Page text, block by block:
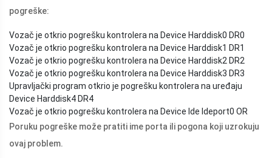
pogreške:
Vozač je otkrio pogrešku kontrolera na Device Harddisk0 DR0
Vozač je otkrio pogrešku kontrolera na Device Harddisk1 DR1
Vozač je otkrio pogrešku kontrolera na Device Harddisk2 DR2
Vozač je otkrio pogrešku kontrolera na Device Harddisk3 DR3
Upravljački program otkrio je pogrešku kontrolera na uređaju
Device Harddisk4 DR4
Vozač je otkrio pogrešku kontrolera na Device Ide Ideport0 OR
Poruku pogreške može pratiti ime porta ili pogona koji uzrokuju
ovaj problem.